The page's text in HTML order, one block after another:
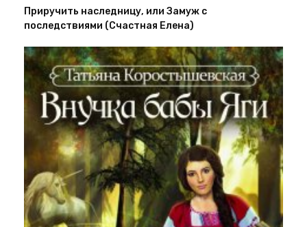
Приручить наследницу, или Замуж с
последствиями (Счастная Елена)